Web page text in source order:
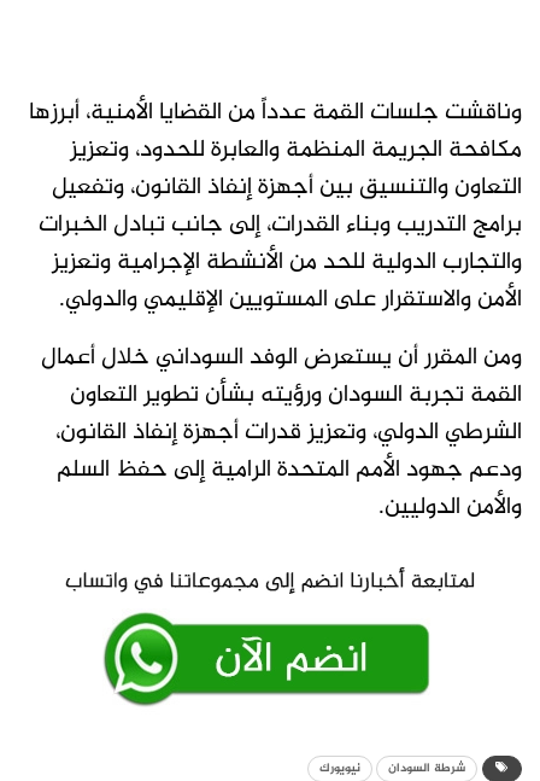
وناقشت جلسات القمة عدداً من القضايا الأمنية، أبرزها
مكافحة الجريمة المنظمة والعابرة للحدود، وتعزيز
التعاون والتنسيق بين أجهزة إنفاذ القانون، وتفعيل
برامج التدريب وبناء القدرات، إلى جانب تبادل الخبرات
والتجارب الدولية للحد من الأنشطة الإجرامية وتعزيز
الأمن والاستقرار على المستويين الإقليمي والدولي.
ومن المقرر أن يستعرض الوفد السوداني خلال أعمال
القمة تجربة السودان ورؤيته بشأن تطوير التعاون
الشرطي الدولي، وتعزيز قدرات أجهزة إنفاذ القانون،
ودعم جهود الأمم المتحدة الرامية إلى حفظ السلم
والأمن الدوليين.
شرطة السودان نيويورك